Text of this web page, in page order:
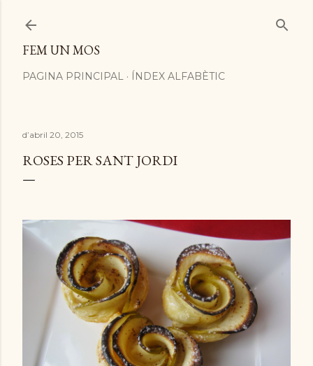
FEM UN MOS
PAGINA PRINCIPAL ÍNDEX ALFABÈTIC
d’abril 20, 2015
ROSES PER SANT JORDI